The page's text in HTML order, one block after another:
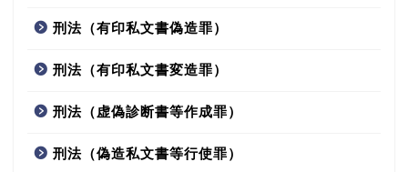
刑法（有印私文書偽造罪）
刑法（有印私文書変造罪）
刑法（虚偽診断書等作成罪）
刑法（偽造私文書等行使罪）